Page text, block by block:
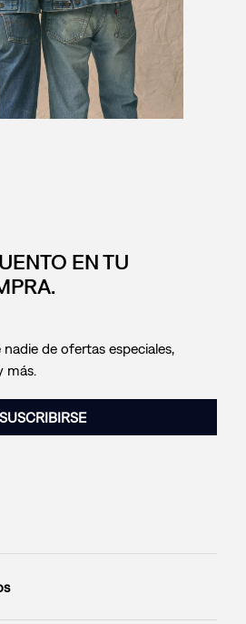
EN TU
de ofertas especiales,
más.
SUSCRIBIRSE